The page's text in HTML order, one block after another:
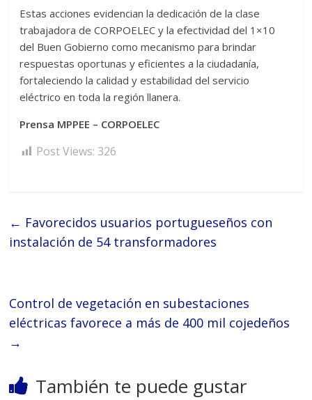
Estas acciones evidencian la dedicación de la clase
trabajadora de CORPOELEC y la efectividad del 1×10
del Buen Gobierno como mecanismo para brindar
respuestas oportunas y eficientes a la ciudadanía,
fortaleciendo la calidad y estabilidad del servicio
eléctrico en toda la región llanera.
Prensa MPPEE – CORPOELEC
Post Views: 326
← Favorecidos usuarios portugueseños con
instalación de 54 transformadores
Control de vegetación en subestaciones
eléctricas favorece a más de 400 mil cojedeños
→
También te puede gustar